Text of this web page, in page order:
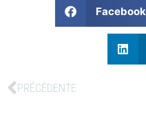
Facebook
PRÉCÉDENTE